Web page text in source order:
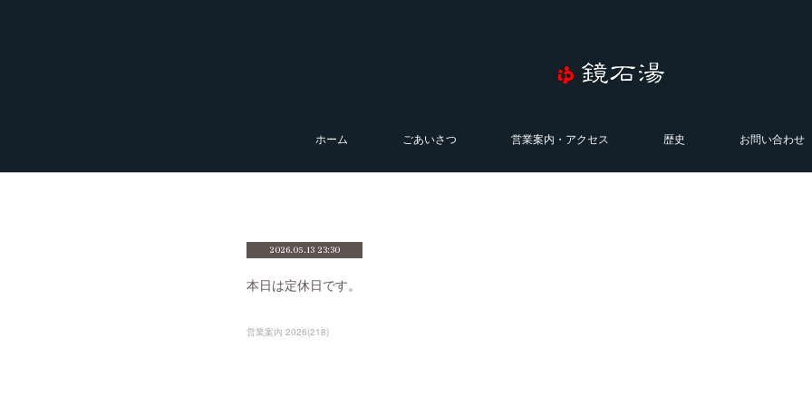
ホーム ごあいさつ 営業案内・アクセス 歴史 お問い合わせ
2026.05.13 23:30
本日は定休日です。
営業案内 2026(218)